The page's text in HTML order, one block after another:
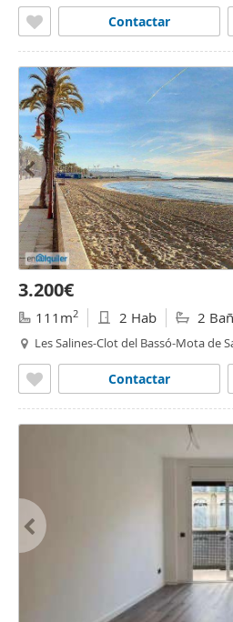
Contactar
3.200€
111m2 2 Hab 2
Les Salines-Clot del Bassó-Mota de
Contactar